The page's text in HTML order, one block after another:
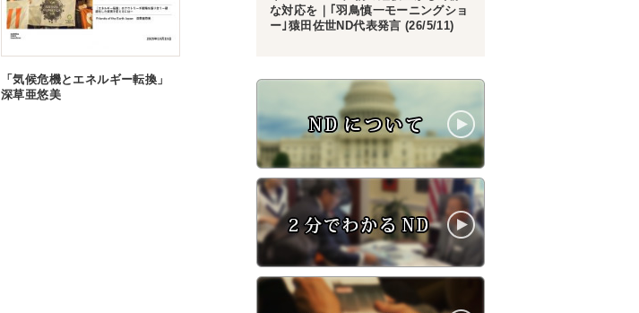
「気候危機とエネルギー転換」
深草亜悠美
な対応を｜｢羽鳥慎一モーニングショ
ー｣猿田佐世ND代表発言 (26/5/11)